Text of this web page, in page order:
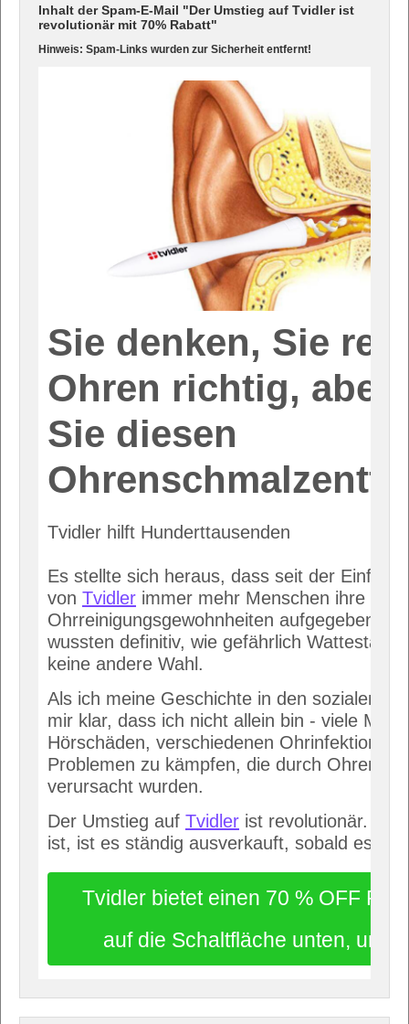
Inhalt der Spam-E-Mail "Der Umstieg auf Tvidler ist
revolutionär mit 70% Rabatt"
Hinweis: Spam-Links wurden zur Sicherheit entfernt!
Sie denken, Sie
Ohren richtig, aber
Sie diesen
Tvidler hilft Hunderttausenden
Es stellte sich heraus, dass seit der
von Tvidler immer mehr Menschen ihre
Ohrreinigungsgewohnheiten aufgegeben
wussten definitiv, wie gefährlich
keine andere Wahl.
Als ich meine Geschichte in den sozialen
mir klar, dass ich nicht allein bin - viele
Hörschäden, verschiedenen Ohrinfektionen
Problemen zu kämpfen, die durch
verursacht wurden.
Der Umstieg auf Tvidler ist revolutionär.
ist, ist es ständig ausverkauft, sobald es
Tvidler bietet einen 70 % OFF
auf die Schaltfläche unten, um